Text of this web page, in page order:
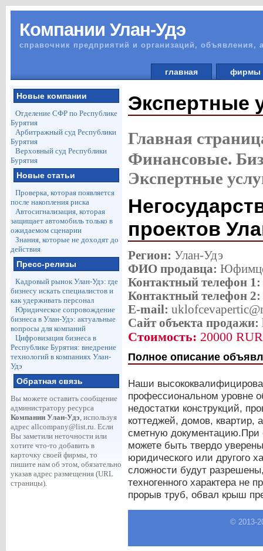
Компании Улан-Удэ
справочник предприятий и организаций, объявления,
главная
Новые компании
Отделение СФР по Республике
Бурятия
Арбитражный суд Республики
Бурятия
Верховный суд Республики
Бурятия
Новые статьи
Проверка, которая появляется
после накопления риска
Автосигнализация, которая
защищает автомобиль только в
ожидаемом сценарии
Знания, которые не доходят до
действия
Пресс-релизы
Кадровый рынок Улан-Удэ: где
бизнесу искать специалистов и
как удерживать персонал
Юридическое сопровождение
бизнеса в Улан-Удэ: актуальные
вопросы для компаний
Цифровизация бизнеса в
Республике Бурятия: внедрение
технологий в компаниях Улан-
Удэ
Обратная связь
Вы можете оставить сообщение
администратору ресурса
Компании Улан-Удэ, используя
адрес allcompany@list.ru. Если
Вы заметили неточности или
хотите что-то добавить в
карточку своей фирмы, то
пишите нам об этом, обязательно
указав адрес размещения (URL
страницы).
Экспертные
Главная
Финансовые.
Экспертные
проектов
Регион: Улан-Удэ
ФИО продавца:
Контактный телефон 1:
Контактный телефон 2:
E-mail:
Сайт объекта продажи:
Стоимость: 20000 RUR
Полное описание
Наши
профессиональном уровне
недостатки конструкций,
коттеджей, домов, квартир,
сметную
можете быть твердо
юридического или другого
сложности будут
техногенного характера не
прорыв труб, обвал крыш
© 2013-